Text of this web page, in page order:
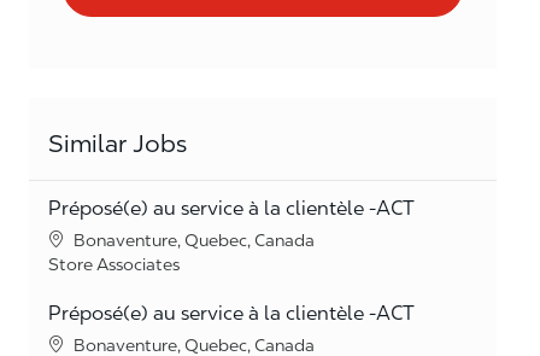
Similar Jobs
Préposé(e) au service à la clientèle -ACT
Location
Bonaventure, Quebec, Canada
Category
Store Associates
Préposé(e) au service à la clientèle -ACT
Location
Bonaventure, Quebec, Canada